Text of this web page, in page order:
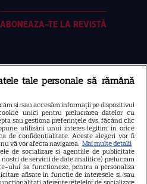
ABONEAZA-TE LA REVISTĂ
pentru femei
GSP
mondene
Elle
tale personale să rămână
și/sau accesăm informații pe dispozitivul
unici pentru prelucrarea datelor cu
sau gestiona preferințele dvs. făcând clic
utilizării unui interes legitim în orice
de confidențialitate. Aceste alegeri vor fi
vă vor afecta navigarea. Mai multe detalii
de socializare si agentiile de publicitate
de servicii de date analitice) prelucram
ului sa functioneze, pentru a personaliza
afisate in functie de interesele si/sau
aferente retelelor de socializare